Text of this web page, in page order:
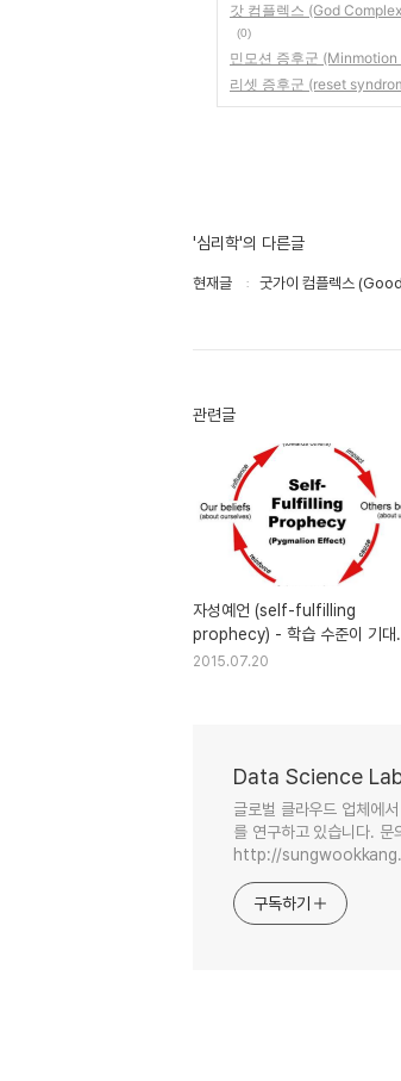
갓 컴플렉스 (God
(0)
민모션 증후군
리셋 증후군 (reset
'심리학'의 다른글
현재글 굿가이 컴플렉스
관련글
자성예언 (self-fulfilling
prophecy) - 학습 수준이 기대
수준에 부합되게 일어나는 현상
2015.07.20
Data Science
글로벌 클라우드 업체에
를 연구하고 있습니다.
http://
구독하기